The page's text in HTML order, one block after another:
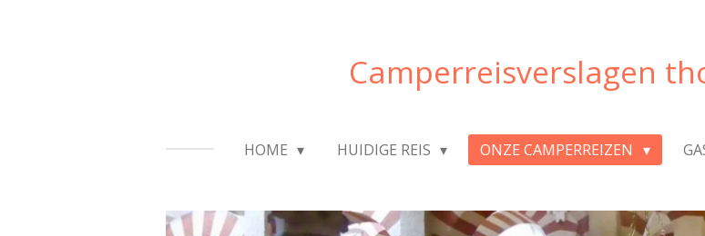
Camperreisverslagen
HOME HUIDIGE REIS ONZE CAMPERREIZEN